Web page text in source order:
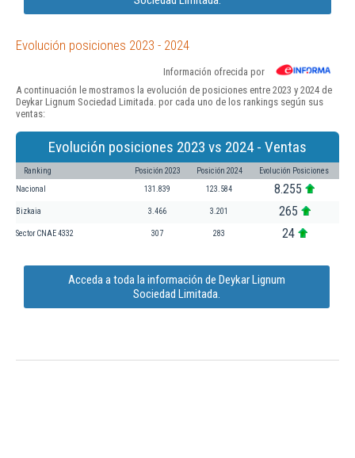
Evolución posiciones 2023 - 2024
Información ofrecida por
A continuación le mostramos la evolución de posiciones entre 2023 y 2024 de
Deykar Lignum Sociedad Limitada. por cada uno de los rankings según sus
ventas:
Evolución posiciones 2023 vs 2024 - Ventas
Ranking Posición 2023 Posición 2024 Evolución Posiciones
Nacional 131.839 123.584 8.255
Bizkaia 3.466 3.201 265
Sector CNAE 4332 307 283 24
Acceda a toda la información de Deykar Lignum
Sociedad Limitada.